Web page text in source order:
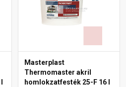
Masterplast
Thermomaster akril
homlokzatfesték 25-F 16 l